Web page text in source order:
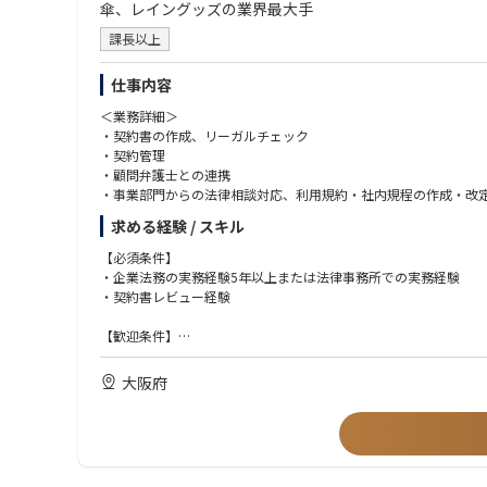
傘、レイングッズの業界最大手
課長以上
仕事内容
＜業務詳細＞
・契約書の作成、リーガルチェック
・契約管理
・顧問弁護士との連携
・事業部門からの法律相談対応、利用規約・社内規程の作成・改
・コンプライアンス体制整備や法務研修企画・実施
・商標や意匠権など知的財産の管理・運用（知財の実務は別部門が
・株主総会、取締役会の運営サポートなどコーポレート法務全般
・労務管理
・社内規定の整備
求める経験 / スキル
【必須条件】
・企業法務の実務経験5年以上または法律事務所での実務経験
・契約書レビュー経験
【歓迎条件】
・メーカー、小売、EC業界経験
・知財関連業務経験
・株主総会、会社法関連業務経験
大阪府